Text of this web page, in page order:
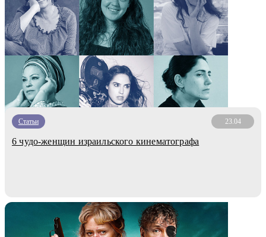
Статьи 23.04
6 чудо-женщин израильского кинематографа